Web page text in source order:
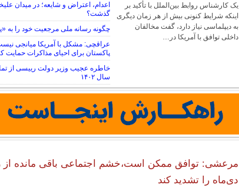
یک کارشناس روابط بین‌الملل با تأکید بر
اینکه شرایط کنونی بیش از هر زمان دیگری
به دیپلماسی نیاز دارد، گفت مخالفان
داخلی توافق با آمریکا در…
اعدام، اعتراض و شایعه؛ در میدان
گذشت؟
چگونه رسانه ملی مرجعیت خود را به
عراقچی: مشکل با آمریکا میانجی
پاکستان برای احیای مذاکرات حمایت
خاطره عجیب وزیر دولت رییسی از
سال ۱۴۰۲
مرعشی: توافق ممکن است،خشم اجتماعی باقی مانده از
دی‌ماه را تشدید کند